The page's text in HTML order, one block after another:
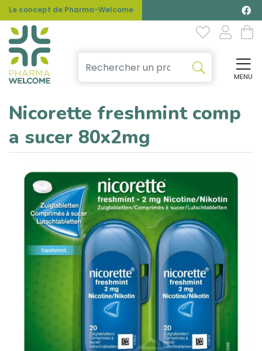
Le concept de Pharma-Welcome
MENU
Nicorette freshmint comp
a sucer 80x2mg